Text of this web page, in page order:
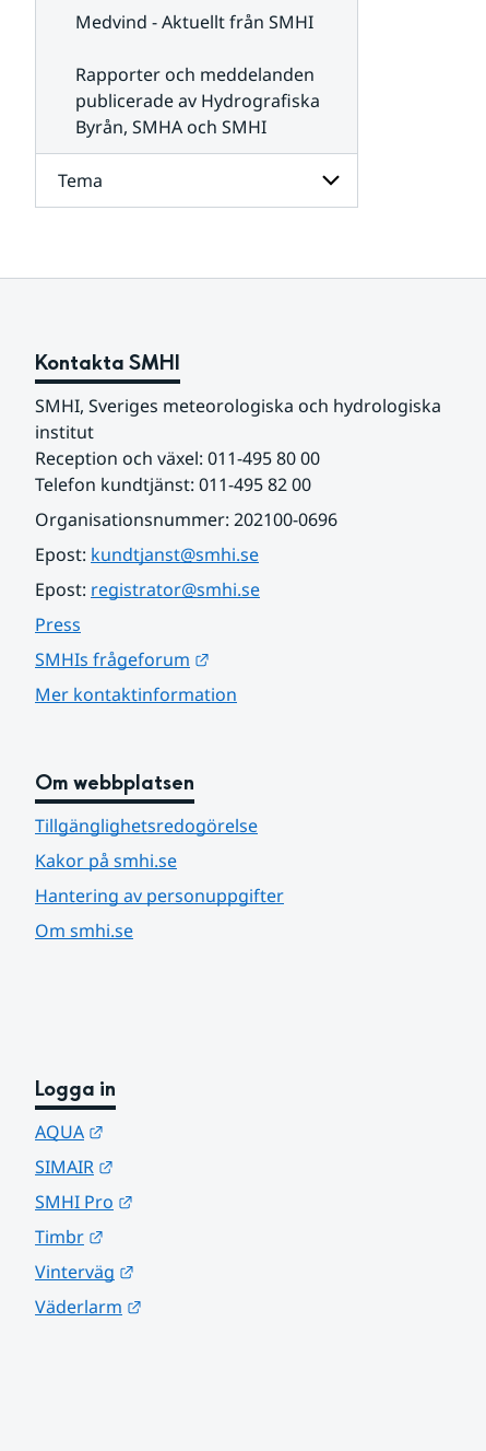
Kontakta
SMHI
Medvind - Aktuellt från SMHI
Rapporter och meddelanden
publicerade av Hydrografiska
Byrån, SMHA och SMHI
Tema
Tema
Kontakta SMHI
SMHI, Sveriges meteorologiska och hydrologiska
institut
Reception och växel: 011-495 80 00
Telefon kundtjänst: 011-495 82 00
Organisationsnummer: 202100-0696
Epost: kundtjanst@smhi.se
Epost: registrator@smhi.se
Press
SMHIs frågeforum
Mer kontaktinformation
Om webbplatsen
Tillgänglighetsredogörelse
Kakor på smhi.se
Hantering av personuppgifter
Om smhi.se
Logga in
AQUA
SIMAIR
SMHI Pro
Timbr
Vinterväg
Väderlarm